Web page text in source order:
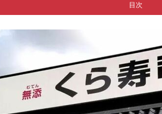
目次
Page 1 ー 『くら寿司』での迷惑動画が拡散